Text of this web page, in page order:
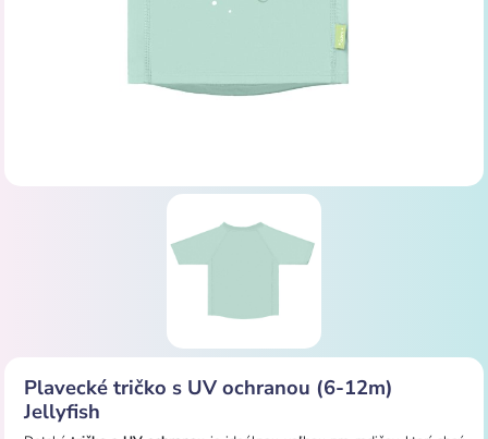
Plavecké tričko s UV ochranou (6-12m)
Jellyfish